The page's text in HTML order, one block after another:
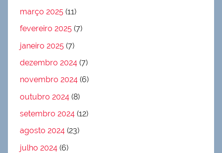
março 2025 (11)
fevereiro 2025 (7)
janeiro 2025 (7)
dezembro 2024 (7)
novembro 2024 (6)
outubro 2024 (8)
setembro 2024 (12)
agosto 2024 (23)
julho 2024 (6)